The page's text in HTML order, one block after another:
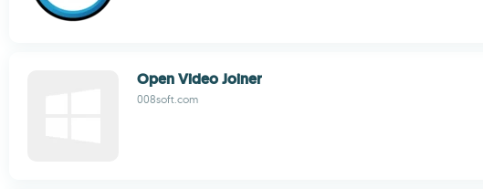
Open Video Joiner
008soft.com